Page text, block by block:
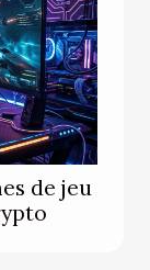
de jeu